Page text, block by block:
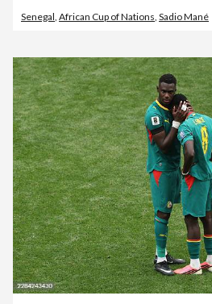
Senegal, African Cup of Nations, Sadio Mané